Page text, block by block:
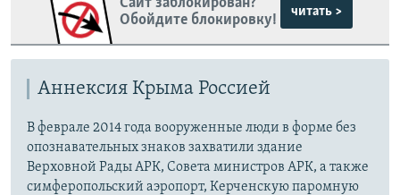
Обойдите блокировку!
читать >
Аннексия Крыма Россией
В феврале 2014 года вооруженные люди в форме без
опознавательных знаков захватили здание
Верховной Рады АРК, Совета министров АРК, а также
симферопольский аэропорт, Керченскую паромную